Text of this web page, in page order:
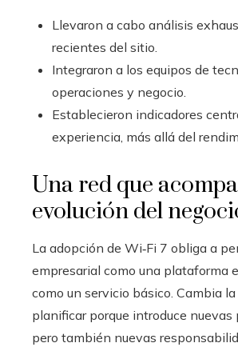
Llevaron a cabo análisis
recientes del sitio.
Integraron a los equipos de
operaciones y negocio.
Establecieron indicadores
experiencia, más allá del
Una red que
evolución del
La adopción de Wi‑Fi 7 obliga a
empresarial como una plataforma
como un servicio básico. Cambia
planificar porque introduce nuevas
pero también nuevas